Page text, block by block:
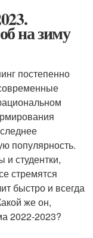
на зиму
постепенно
популярность.
студентки,
стремятся
быстро и всегда
же он,
2022-2023?